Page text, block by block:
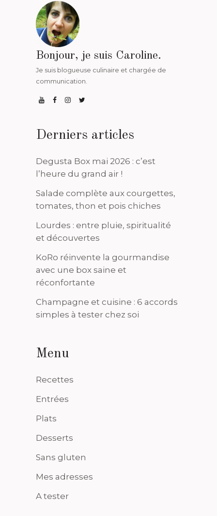
Bonjour, je suis Caroline.
Je suis blogueuse culinaire et chargée de
communication.
Derniers articles
Degusta Box mai 2026 : c’est
l’heure du grand air !
Salade complète aux courgettes,
tomates, thon et pois chiches
Lourdes : entre pluie, spiritualité
et découvertes
KoRo réinvente la gourmandise
avec une box saine et
réconfortante
Champagne et cuisine : 6 accords
simples à tester chez soi
Menu
Recettes
Entrées
Plats
Desserts
Sans gluten
Mes adresses
A tester